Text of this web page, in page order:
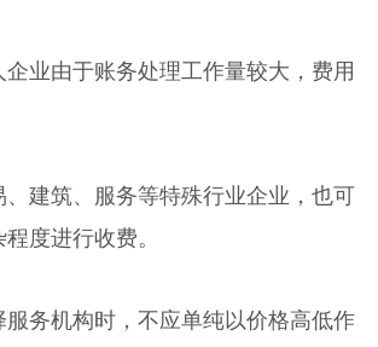
企业由于账务处理工作量较大，费用
、建筑、服务等特殊行业企业，也可
度进行收费。
服务机构时，不应单纯以价格高低作